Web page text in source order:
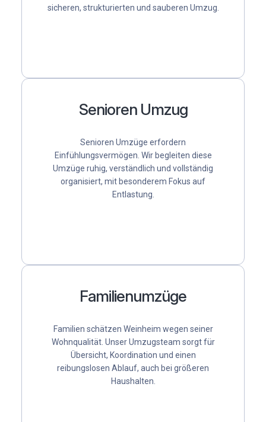
sicheren, strukturierten und sauberen Umzug.
Senioren Umzug
Senioren Umzüge erfordern
Einfühlungsvermögen. Wir begleiten diese
Umzüge ruhig, verständlich und vollständig
organisiert, mit besonderem Fokus auf
Entlastung.
Familienumzüge
Familien schätzen Weinheim wegen seiner
Wohnqualität. Unser Umzugsteam sorgt für
Übersicht, Koordination und einen
reibungslosen Ablauf, auch bei größeren
Haushalten.